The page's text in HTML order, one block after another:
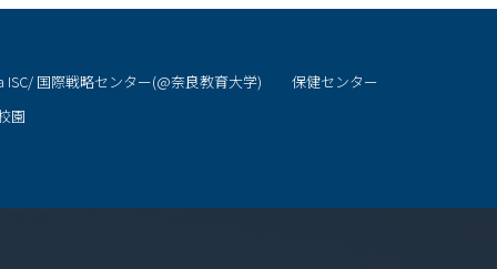
ISC/ 国際戦略センター(@奈良教育大学)
保健センター
園